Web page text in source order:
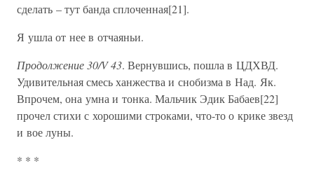
сделать – тут банда сплоченная[21].
Я ушла от нее в отчаяньи.
Продолжение 30/V 43. Вернувшись, пошла в ЦДХВД.
Удивительная смесь ханжества и снобизма в Над. Як.
Впрочем, она умна и тонка. Мальчик Эдик Бабаев[22]
прочел стихи с хорошими строками, что-то о крике звезд
и вое луны.
* * *